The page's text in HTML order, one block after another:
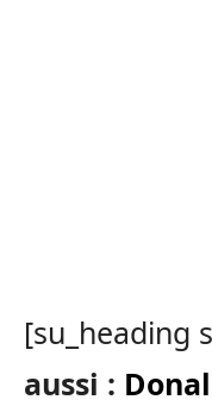
[su_heading
aussi :